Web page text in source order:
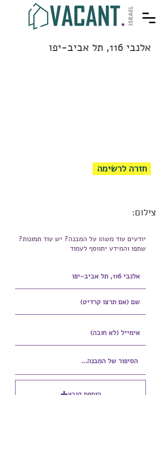
אלנבי 116, תל אביב-יפו
חזרה לרשימה
צילום:
יודעים עוד משהו על המבנה? יש עוד תמונות?
שתפו והמידע יתווסף לעמוד
הוספת קובץ